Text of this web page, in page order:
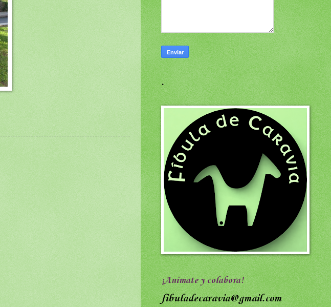
.
¡Animate y colabora!
fibuladecaravia@gmail.com